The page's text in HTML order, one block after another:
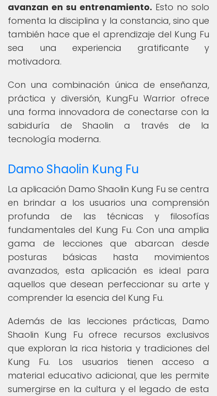
avanzan en su entrenamiento. Esto no solo
fomenta la disciplina y la constancia, sino que
también hace que el aprendizaje del Kung Fu
sea una experiencia gratificante y
motivadora.
Con una combinación única de enseñanza,
práctica y diversión, KungFu Warrior ofrece
una forma innovadora de conectarse con la
sabiduría de Shaolin a través de la
tecnología moderna.
Damo Shaolin Kung Fu
La aplicación Damo Shaolin Kung Fu se centra
en brindar a los usuarios una comprensión
profunda de las técnicas y filosofías
fundamentales del Kung Fu. Con una amplia
gama de lecciones que abarcan desde
posturas básicas hasta movimientos
avanzados, esta aplicación es ideal para
aquellos que desean perfeccionar su arte y
comprender la esencia del Kung Fu.
Además de las lecciones prácticas, Damo
Shaolin Kung Fu ofrece recursos exclusivos
que exploran la rica historia y tradiciones del
Kung Fu. Los usuarios tienen acceso a
material educativo adicional, que les permite
sumergirse en la cultura y el legado de esta